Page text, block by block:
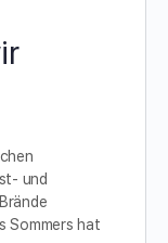
und
Sommers hat